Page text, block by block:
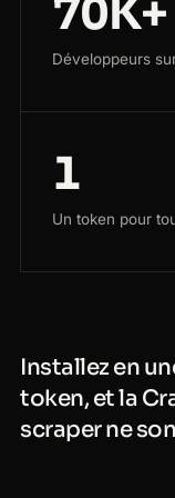
70K+
Développeurs
1
Un token pour
Installez en
token, et la
scraper ne